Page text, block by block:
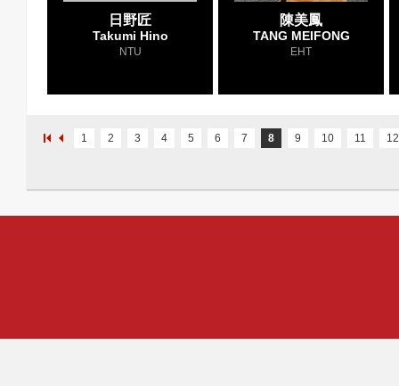
日野匠
Takumi Hino
NTU
陳美鳳
TANG MEIFONG
EHT
1 2 3 4 5 6 7 8 9 10 11 12